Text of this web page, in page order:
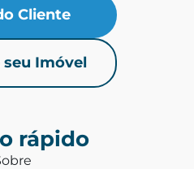
Cliente
Imóvel
rápido